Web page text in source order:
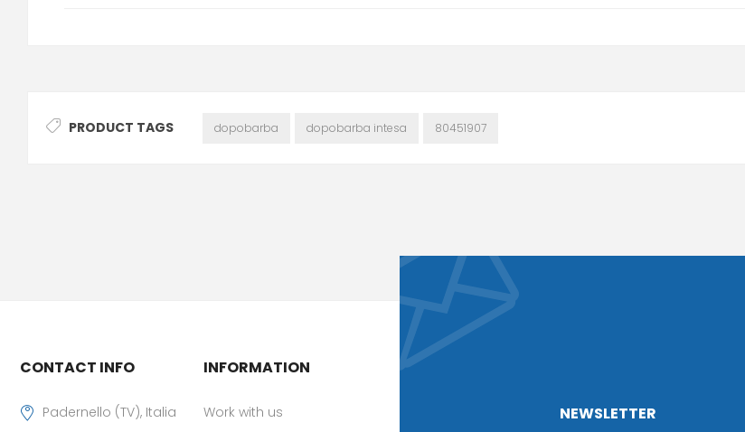
PRODUCT TAGS dopobarba dopobarba intesa 80451907
NEWSLETTER
CONTACT INFO
Padernello (TV), Italia
INFORMATION
Work with us